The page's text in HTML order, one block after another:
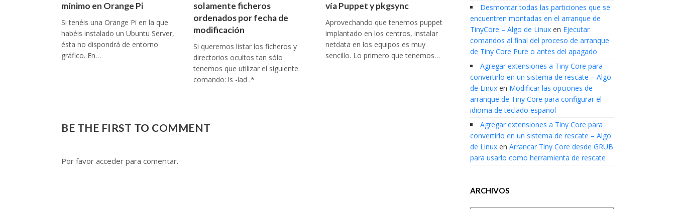
mínimo en Orange Pi
Si tenéis una Orange Pi en la que
habéis instalado un Ubuntu Server,
ésta no dispondrá de entorno
gráfico. En…
solamente ficheros
ordenados por fecha de
modificación
Si queremos listar los ficheros y
directorios ocultos tan sólo
tenemos que utilizar el siguiente
comando: ls -lad .*
vía Puppet y pkgsync
Aprovechando que tenemos puppet
implantado en los centros, instalar
netdata en los equipos es muy
sencillo. Lo primero que tenemos…
BE THE FIRST TO COMMENT
Por favor acceder para comentar.
Desmontar todas las particiones que se
encuentren montadas en el arranque de
TinyCore – Algo de Linux en Ejecutar
comandos al final del proceso de arranque
de Tiny Core Pure o antes del apagado
Agregar extensiones a Tiny Core para
convertirlo en un sistema de rescate – Algo
de Linux en Modificar las opciones de
arranque de Tiny Core para configurar el
idioma de teclado español
Agregar extensiones a Tiny Core para
convertirlo en un sistema de rescate – Algo
de Linux en Arrancar Tiny Core desde GRUB
para usarlo como herramienta de rescate
ARCHIVOS